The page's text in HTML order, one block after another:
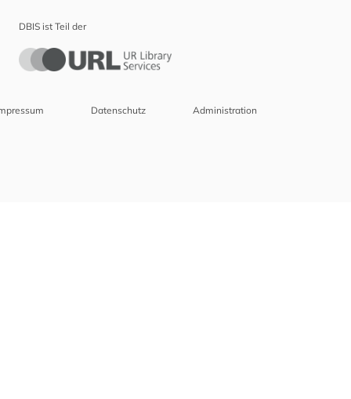
DBIS ist Teil der
Datenschutz Administration